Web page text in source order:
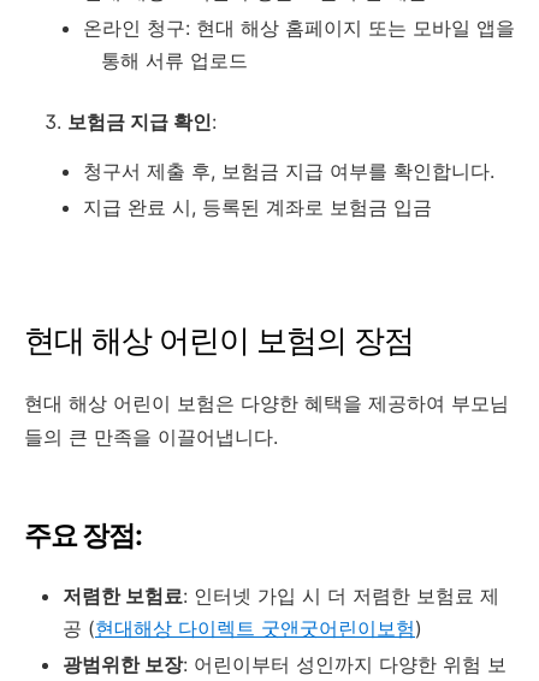
온라인 청구: 현대 해상 홈페이지 또는 모바일 앱을
통해 서류 업로드
보험금 지급 확인:
청구서 제출 후, 보험금 지급 여부를 확인합니다.
지급 완료 시, 등록된 계좌로 보험금 입금
현대 해상 어린이 보험의 장점
현대 해상 어린이 보험은 다양한 혜택을 제공하여 부모님
들의 큰 만족을 이끌어냅니다.
주요 장점:
저렴한 보험료: 인터넷 가입 시 더 저렴한 보험료 제
공 (현대해상 다이렉트 굿앤굿어린이보험)
광범위한 보장: 어린이부터 성인까지 다양한 위험 보